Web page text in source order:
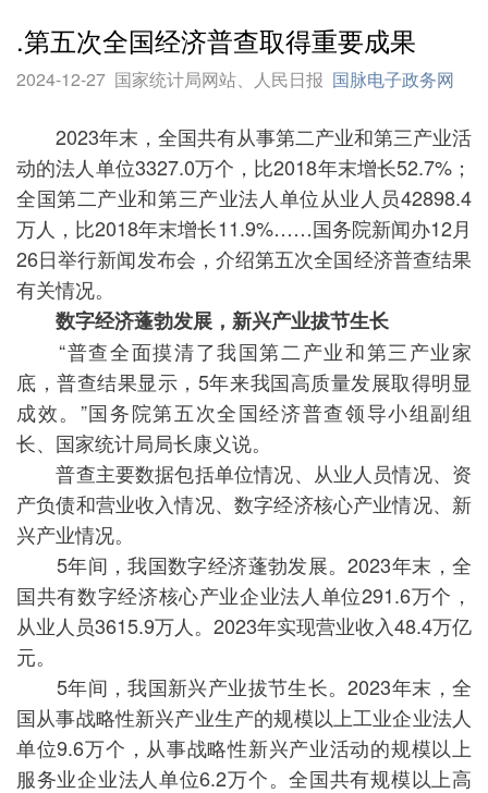
.第五次全国经济普查取得重要成果
2024-12-27 国家统计局网站、人民日报 国脉电子政务网
2023年末，全国共有从事第二产业和第三产业活
动的法人单位3327.0万个，比2018年末增长52.7%；
全国第二产业和第三产业法人单位从业人员42898.4
万人，比2018年末增长11.9%……国务院新闻办12月
26日举行新闻发布会，介绍第五次全国经济普查结果
有关情况。
数字经济蓬勃发展，新兴产业拔节生长
“普查全面摸清了我国第二产业和第三产业家
底，普查结果显示，5年来我国高质量发展取得明显
成效。”国务院第五次全国经济普查领导小组副组
长、国家统计局局长康义说。
普查主要数据包括单位情况、从业人员情况、资
产负债和营业收入情况、数字经济核心产业情况、新
兴产业情况。
5年间，我国数字经济蓬勃发展。2023年末，全
国共有数字经济核心产业企业法人单位291.6万个，
从业人员3615.9万人。2023年实现营业收入48.4万亿
元。
5年间，我国新兴产业拔节生长。2023年末，全
国从事战略性新兴产业生产的规模以上工业企业法人
单位9.6万个，从事战略性新兴产业活动的规模以上
服务业企业法人单位6.2万个。全国共有规模以上高